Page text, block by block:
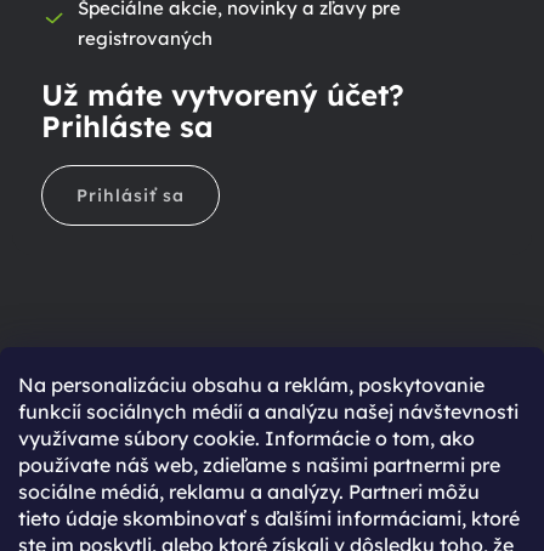
Na personalizáciu obsahu a reklám, poskytovanie
funkcií sociálnych médií a analýzu našej návštevnosti
využívame súbory cookie. Informácie o tom, ako
používate náš web, zdieľame s našimi partnermi pre
sociálne médiá, reklamu a analýzy. Partneri môžu
tieto údaje skombinovať s ďalšími informáciami, ktoré
ste im poskytli, alebo ktoré získali v dôsledku toho, že
Špeciálne akcie, novinky a zľavy pre
registrovaných
Už máte vytvorený účet?
Prihláste sa
Prihlásiť sa
Ešte nemáte účet?
Rýchlejší nákup vďaka uloženým údajom
Prehľad o stave objednávky
Kompletná história objednávok